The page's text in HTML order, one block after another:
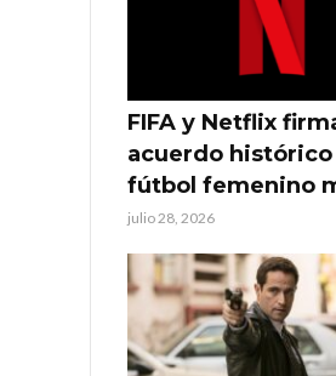
FIFA y Netflix
acuerdo histórico
fútbol femenino
julio 28, 2026